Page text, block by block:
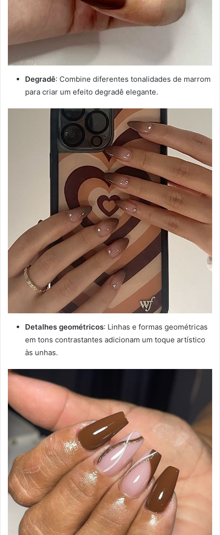
Degradê: Combine diferentes tonalidades de marrom
para criar um efeito degradê elegante.
Detalhes geométricos: Linhas e formas geométricas
em tons contrastantes adicionam um toque artístico
às unhas.